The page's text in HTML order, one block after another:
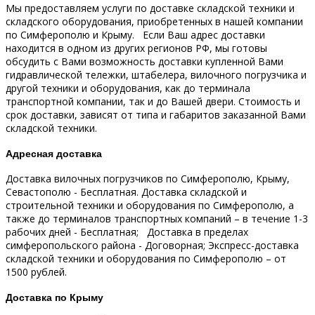
Мы предоставляем услуги по доставке складской техники и
складского оборудования, приобретенных в нашей компании
по Симферополю и Крыму.
Если Ваш адрес доставки
находится в одном из других регионов РФ, мы готовы
обсудить с Вами возможность доставки купленной Вами
гидравлической тележки, штабелера, вилочного погрузчика и
другой техники и оборудования, как до терминала
транспортной компании, так и до Вашей двери. Стоимость и
срок доставки, зависят от типа и габаритов заказанной Вами
складской техники.
Адресная доставка
Доставка вилочных погрузчиков по Симферополю, Крыму,
Севастополю - Бесплатная. Доставка складской и
строительной техники и оборудования по Симферополю, а
также до терминалов транспортных компаний – в течение 1-3
рабочих дней - Бесплатная; Доставка в пределах
симферопольского района - Договорная; Экспресс-доставка
складской техники и оборудования по Симферополю – от
1500 рублей.
Доставка по Крыму